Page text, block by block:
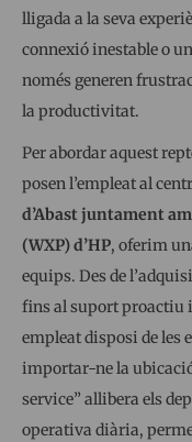
lligada a la seva
connexió inestable o
només generen
la productivitat.
Per abordar aquest
posen l’empleat al
d’Abast juntament
(WXP) d’HP, oferim
equips. Des de
fins al suport proactiu
empleat disposi de les
importar-ne la
service” allibera els
operativa diària,